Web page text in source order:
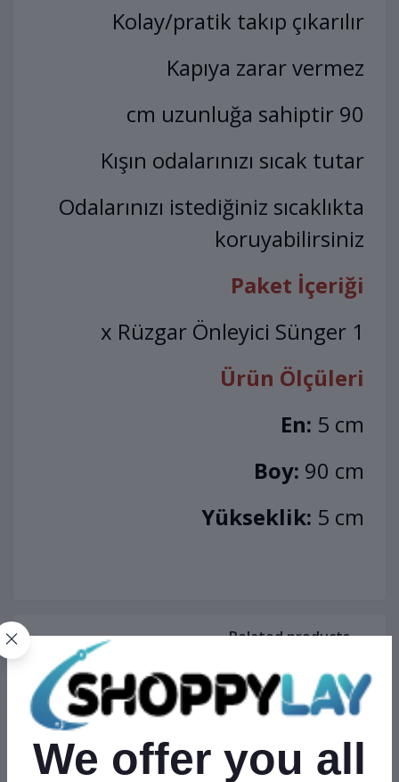
Kolay/pratik takıp çıkarılır
Kapıya zarar vermez
90 cm uzunluğa sahiptir
Kışın odalarınızı sıcak tutar
Odalarınızı istediğiniz sıcaklıkta
koruyabilirsiniz
Paket İçeriği
1 x Rüzgar Önleyici Sünger
Ürün Ölçüleri
En: 5 cm
Boy: 90 cm
Yükseklik: 5 cm
Related products
We offer you all